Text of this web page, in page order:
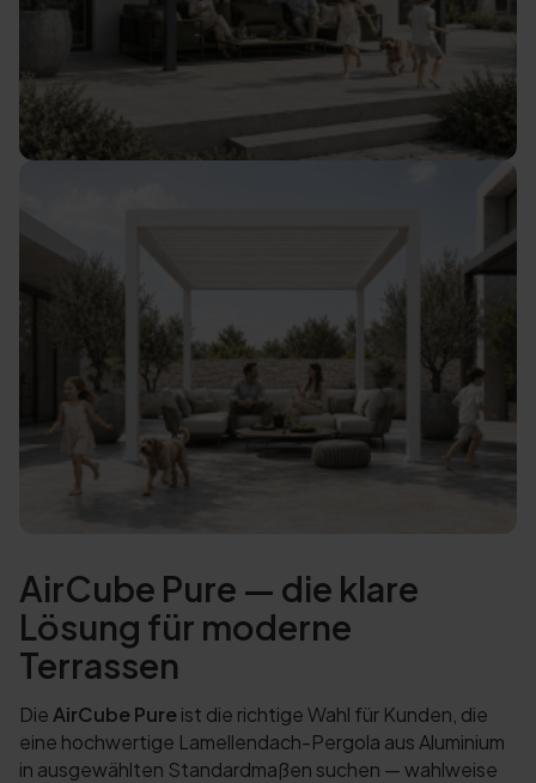
AirCube Pure — die klare
Lösung für moderne
Terrassen
Die AirCube Pureist die richtige Wahl für Kunden, die
eine hochwertige Lamellendach-Pergola aus Aluminium
in ausgewählten Standardmaßen suchen — wahlweise